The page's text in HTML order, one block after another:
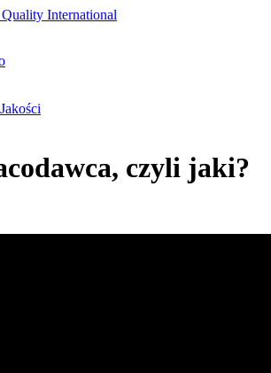
czyli jaki?